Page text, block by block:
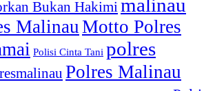
Bukan Hakimi malinau
MalinauMotto Polres
Polisi Cinta Tani polres
Polres Malinau